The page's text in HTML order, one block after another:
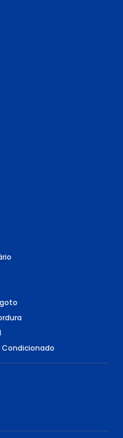
Condicionado